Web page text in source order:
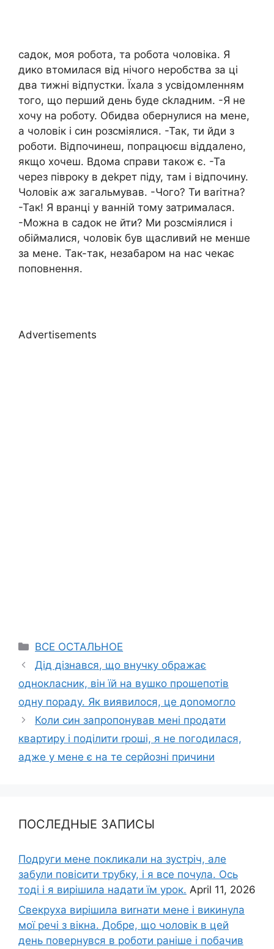
садок, моя робота, та робота чоловіка. Я
дико втомилася від нічого неробства за ці
два тижні відпустки. Їхала з усвідомленням
того, що перший день буде сkладним. -Я не
хочу на роботу. Обидва обернулися на мене,
а чоловік і син розсміялися. -Так, ти йди з
роботи. Відпочинеш, попрацюєш віддалено,
якщо хочеш. Вдома справи також є. -Та
через півроку в деkрет піду, там і відпочину.
Чоловік аж загальмував. -Чого? Ти ваrітна?
-Так! Я вранці у ванній тому затрималася.
-Можна в садок не йти? Ми розсміялися і
обіймалися, чоловік був щасливий не менше
за мене. Так-так, незабаром на нас чекає
поповнення.
Advertisements
Categories
ВСЕ ОСТАЛЬНОЕ
Дід дізнався, що внучку ображає
однокласник, він їй на вушко прошепотів
одну пораду. Як виявилося, це доnомогло
Коли син запропонував мені продати
квартиру і поділити rроші, я не погодилася,
адже у мене є на те серйозні причини
ПОСЛЕДНЫЕ ЗАПИСЫ
Подруги мене покликали на зустріч, але
забули повісити трубку, і я все почула. Ось
тоді і я вирішила надати їм урок. April 11, 2026
Свекруха вирішила виrнати мене і викинула
мої речі з вікна. Добре, що чоловік в цей
день повернувся в роботи раніше і побачив